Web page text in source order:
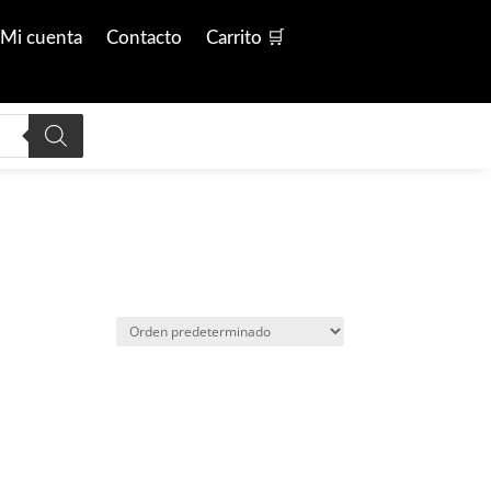
Mi cuenta Contacto Carrito 🛒